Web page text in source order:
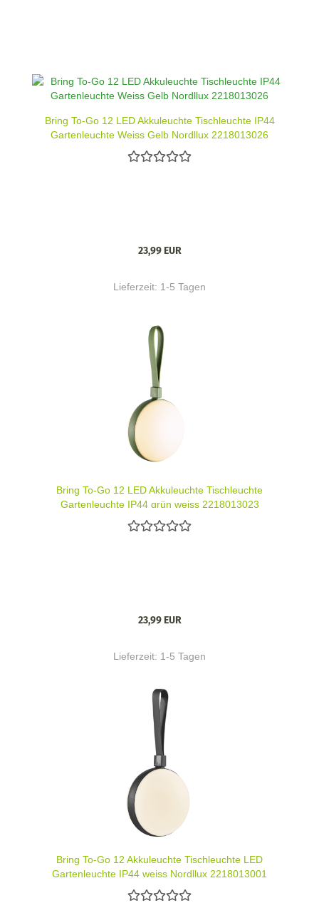
Bring To-Go 12 LED Akkuleuchte Tischleuchte IP44
Gartenleuchte Weiss Gelb Nordllux 2218013026
23,99 EUR
Lieferzeit: 1-5 Tagen
Bring To-Go 12 LED Akkuleuchte Tischleuchte
Gartenleuchte IP44 grün weiss 2218013023
23,99 EUR
Lieferzeit: 1-5 Tagen
Bring To-Go 12 Akkuleuchte Tischleuchte LED
Gartenleuchte IP44 weiss Nordllux 2218013001